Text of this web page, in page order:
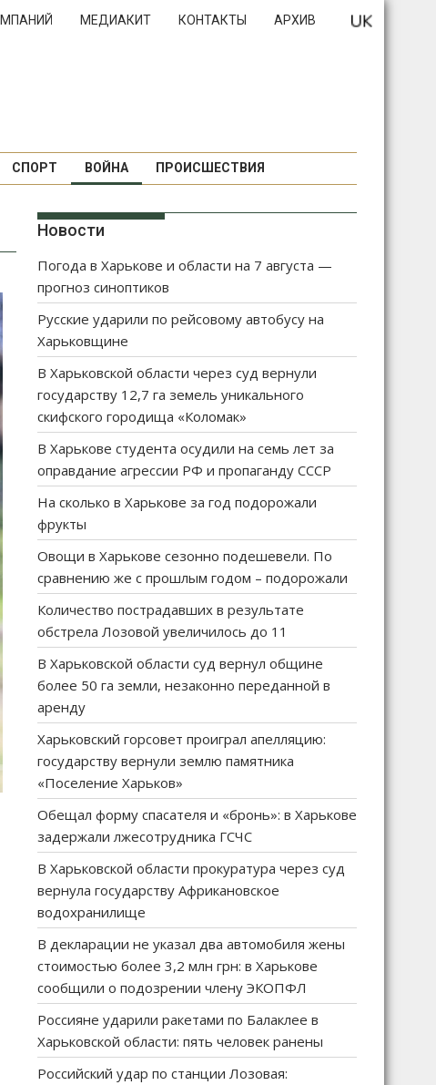
МЕДИАКИТ КОНТАКТЫ АРХИВ
СПОРТ ВОЙНА ПРОИСШЕСТВИЯ
Новости
Погода в Харькове и области на 7 августа —
прогноз синоптиков
Русские ударили по рейсовому автобусу на
Харьковщине
В Харьковской области через суд вернули
государству 12,7 га земель уникального
скифского городища «Коломак»
В Харькове студента осудили на семь лет за
оправдание агрессии РФ и пропаганду СССР
На сколько в Харькове за год подорожали
фрукты
Овощи в Харькове сезонно подешевели. По
сравнению же с прошлым годом – подорожали
Количество пострадавших в результате
обстрела Лозовой увеличилось до 11
В Харьковской области суд вернул общине
более 50 га земли, незаконно переданной в
аренду
Харьковский горсовет проиграл апелляцию:
государству вернули землю памятника
«Поселение Харьков»
Обещал форму спасателя и «бронь»: в Харькове
задержали лжесотрудника ГСЧС
В Харьковской области прокуратура через суд
вернула государству Африкановское
водохранилище
В декларации не указал два автомобиля жены
стоимостью более 3,2 млн грн: в Харькове
сообщили о подозрении члену ЭКОПФЛ
Россияне ударили ракетами по Балаклее в
Харьковской области: пять человек ранены
Российский удар по станции Лозовая: